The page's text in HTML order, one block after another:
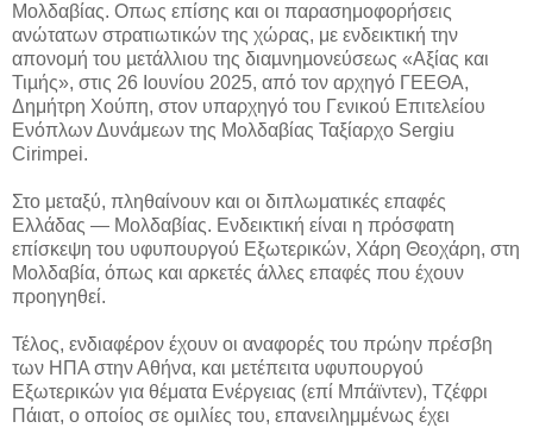
Μολδαβίας. Οπως επίσης και οι παρασημοφορήσεις
ανώτατων στρατιωτικών της χώρας, με ενδεικτική την
απονομή του µετάλλιου της διαµνηµονεύσεως «Αξίας και
Τιµής», στις 26 Ιουνίου 2025, από τον αρχηγό ΓΕΕΘΑ,
Δημήτρη Χούπη, στον υπαρχηγό του Γενικού Επιτελείου
Ενόπλων Δυνάμεων της Μολδαβίας Ταξίαρχο Sergiu
Cirimpei.
Στο μεταξύ, πληθαίνουν και οι διπλωματικές επαφές
Ελλάδας — Μολδαβίας. Ενδεικτική είναι η πρόσφατη
επίσκεψη του υφυπουργού Εξωτερικών, Χάρη Θεοχάρη, στη
Μολδαβία, όπως και αρκετές άλλες επαφές που έχουν
προηγηθεί.
Τέλος, ενδιαφέρον έχουν οι αναφορές του πρώην πρέσβη
των ΗΠΑ στην Αθήνα, και μετέπειτα υφυπουργού
Εξωτερικών για θέματα Ενέργειας (επί Μπάϊντεν), Τζέφρι
Πάιατ, ο οποίος σε ομιλίες του, επανειλημμένως έχει